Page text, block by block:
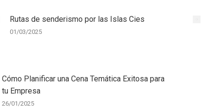
Rutas de senderismo por las Islas Cies
01/03/2025
Cómo Planificar una Cena Temática Exitosa para
tu Empresa
26/01/2025